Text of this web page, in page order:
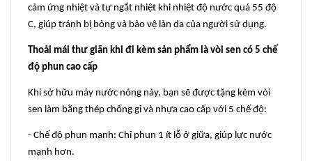
cảm ứng nhiệt và tự ngắt nhiệt khi nhiệt độ nước quá 55 độ
C, giúp tránh bị bỏng và bảo vệ làn da của người sử dụng.
Thoải mái thư giãn khi đi kèm sản phẩm là vòi sen có 5 chế
độ phun cao cấp
Khi sở hữu máy nước nóng này, bạn sẽ được tặng kèm vòi
sen làm bằng thép chống gỉ và nhựa cao cấp với 5 chế độ:
- Chế độ phun mạnh: Chỉ phun 1 ít lỗ ở giữa, giúp lực nước
mạnh hơn.